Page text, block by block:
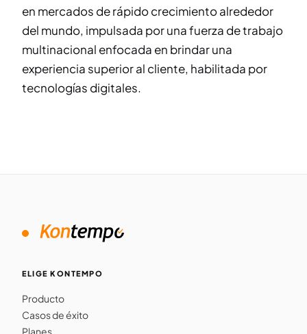
en mercados de rápido crecimiento alrededor
del mundo, impulsada por una fuerza de trabajo
multinacional enfocada en brindar una
experiencia superior al cliente, habilitada por
tecnologías digitales.
ELIGE KONTEMPO
Producto
Casos de éxito
Planes